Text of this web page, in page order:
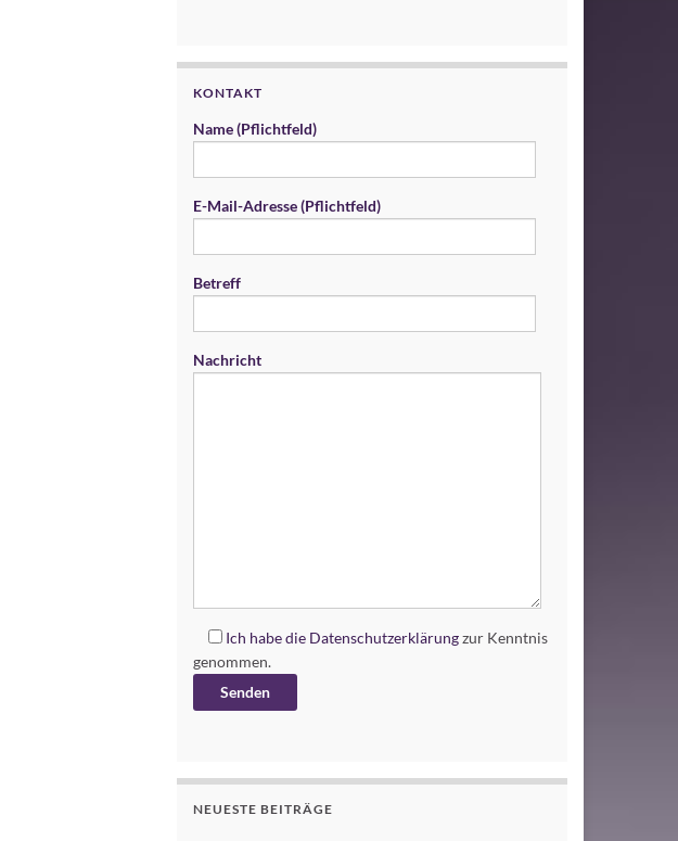
KONTAKT
Name (Pflichtfeld)
E-Mail-Adresse (Pflichtfeld)
Betreff
Nachricht
Ich habe die Datenschutzerklärungzur Kenntnis
genommen.
NEUESTE BEITRÄGE